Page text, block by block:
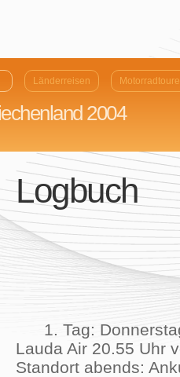
Länderreisen
2004
Logbuch
1. Tag:
Lauda Air 20.55 Uhr
Standort abends: